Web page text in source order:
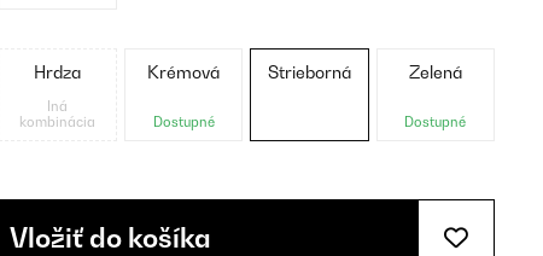
Hrdza
Iná
kombinácia
Krémová
Dostupné
Strieborná Zelená
Dostupné
Vložiť do košíka